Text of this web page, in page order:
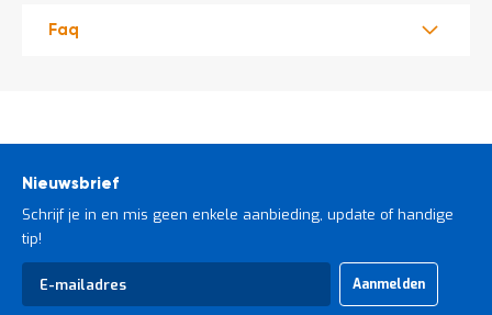
Faq
Nieuwsbrief
Schrijf je in en mis geen enkele aanbieding, update of handige
tip!
Abonneer
Aanmelden